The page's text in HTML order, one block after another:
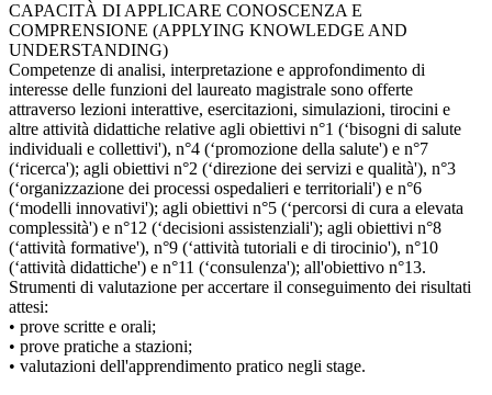
CAPACITÀ DI APPLICARE CONOSCENZA E
COMPRENSIONE (APPLYING KNOWLEDGE AND
UNDERSTANDING)
Competenze di analisi, interpretazione e approfondimento di
interesse delle funzioni del laureato magistrale sono offerte
attraverso lezioni interattive, esercitazioni, simulazioni, tirocini e
altre attività didattiche relative agli obiettivi n°1 (‘bisogni di salute
individuali e collettivi'), n°4 (‘promozione della salute') e n°7
(‘ricerca'); agli obiettivi n°2 (‘direzione dei servizi e qualità'), n°3
(‘organizzazione dei processi ospedalieri e territoriali') e n°6
(‘modelli innovativi'); agli obiettivi n°5 (‘percorsi di cura a elevata
complessità') e n°12 (‘decisioni assistenziali'); agli obiettivi n°8
(‘attività formative'), n°9 (‘attività tutoriali e di tirocinio'), n°10
(‘attività didattiche') e n°11 (‘consulenza'); all'obiettivo n°13.
Strumenti di valutazione per accertare il conseguimento dei risultati
attesi:
• prove scritte e orali;
• prove pratiche a stazioni;
• valutazioni dell'apprendimento pratico negli stage.